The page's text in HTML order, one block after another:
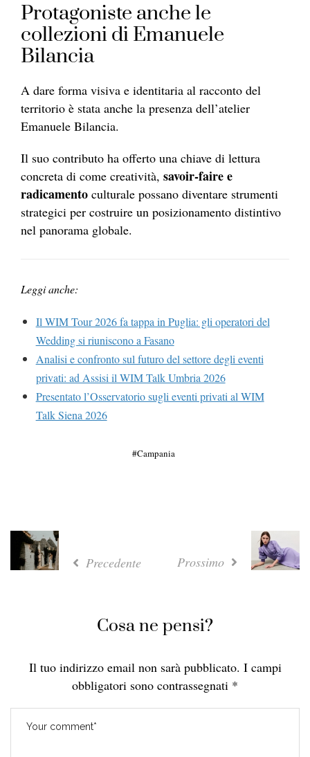
Protagoniste anche le
collezioni di Emanuele
Bilancia
A dare forma visiva e identitaria al racconto del
territorio è stata anche la presenza dell’atelier
Emanuele Bilancia.
Il suo contributo ha offerto una chiave di lettura
concreta di come creatività, savoir-faire e
radicamento culturale possano diventare strumenti
strategici per costruire un posizionamento distintivo
nel panorama globale.
Leggi anche:
Il WIM Tour 2026 fa tappa in Puglia: gli operatori del
Wedding si riuniscono a Fasano
Analisi e confronto sul futuro del settore degli eventi
privati: ad Assisi il WIM Talk Umbria 2026
Presentato l’Osservatorio sugli eventi privati al WIM
Talk Siena 2026
Campania
Precedente Prossimo
Cosa ne pensi?
Il tuo indirizzo email non sarà pubblicato. I campi
obbligatori sono contrassegnati *